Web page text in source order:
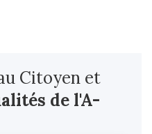
Citoyen et
de l'A-